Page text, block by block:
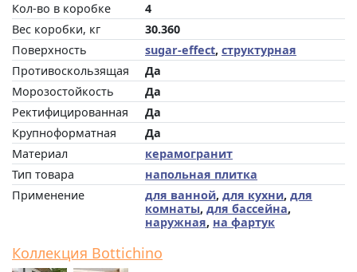
Кол-во в коробке
4
Вес коробки, кг
30.360
Поверхность
sugar-effect, структурная
Противоскользящая
Да
Морозостойкость
Да
Ректифицированная
Да
Крупноформатная
Да
Материал
керамогранит
Тип товара
напольная плитка
Применение
для ванной, для кухни, для
комнаты, для бассейна,
наружная, на фартук
Коллекция Bottichino